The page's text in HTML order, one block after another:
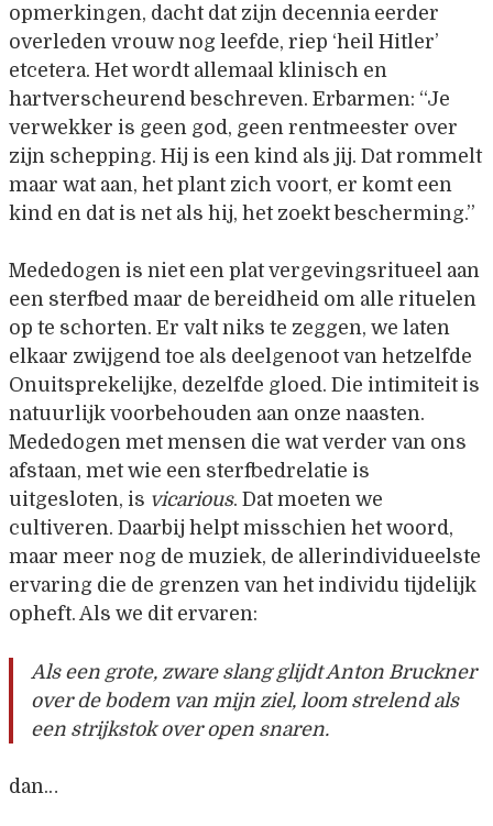
opmerkingen, dacht dat zijn decennia eerder
overleden vrouw nog leefde, riep ‘heil Hitler’
etcetera. Het wordt allemaal klinisch en
hartverscheurend beschreven. Erbarmen: “Je
verwekker is geen god, geen rentmeester over
zijn schepping. Hij is een kind als jij. Dat rommelt
maar wat aan, het plant zich voort, er komt een
kind en dat is net als hij, het zoekt bescherming.”
Mededogen is niet een plat vergevingsritueel aan
een sterfbed maar de bereidheid om alle rituelen
op te schorten. Er valt niks te zeggen, we laten
elkaar zwijgend toe als deelgenoot van hetzelfde
Onuitsprekelijke, dezelfde gloed. Die intimiteit is
natuurlijk voorbehouden aan onze naasten.
Mededogen met mensen die wat verder van ons
afstaan, met wie een sterfbedrelatie is
uitgesloten, is vicarious. Dat moeten we
cultiveren. Daarbij helpt misschien het woord,
maar meer nog de muziek, de allerindividueelste
ervaring die de grenzen van het individu tijdelijk
opheft. Als we dit ervaren:
Als een grote, zware slang glijdt Anton Bruckner
over de bodem van mijn ziel, loom strelend als
een strijkstok over open snaren.
dan…